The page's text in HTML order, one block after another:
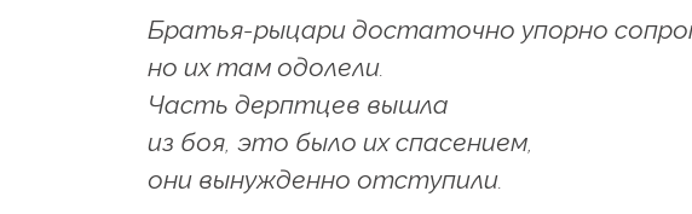
Братья-рыцари достаточно упорно
но их там одолели.
Часть дерптцев вышла
из боя, это было их спасением,
они вынужденно отступили.